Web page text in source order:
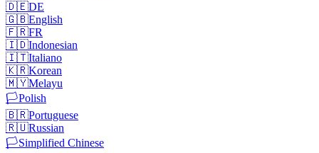
🇩🇪DE
🇬🇧English
🇫🇷FR
🇮🇩Indonesian
🇮🇹Italiano
🇰🇷Korean
🇲🇾Melayu
🏳️Polish
🇧🇷Portuguese
🇷🇺Russian
🏳️Simplified Chinese